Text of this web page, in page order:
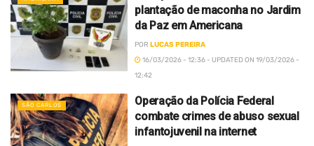
plantação de maconha no Jardim
da Paz em Americana
POR LUCAS PEREIRA
16/03/2026 - 12:36 - UPDATED ON 19/03/2026 -
12:42
SÃO CARLOS
Operação da Polícia Federal
combate crimes de abuso sexual
infantojuvenil na internet